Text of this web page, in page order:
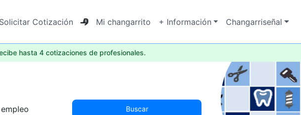
Solicitar Cotización Mi changarrito + Información Changarriseñal
hasta 4 cotizaciones de profesionales.
Buscar